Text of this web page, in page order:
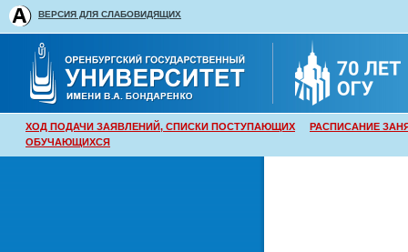
ВЕРСИЯ ДЛЯ СЛАБОВИДЯЩИХ
ХОД ПОДАЧИ ЗАЯВЛЕНИЙ, СПИСКИ ПОСТУПАЮЩИХ
РАСПИСАНИЕ
ОБУЧАЮЩИХСЯ